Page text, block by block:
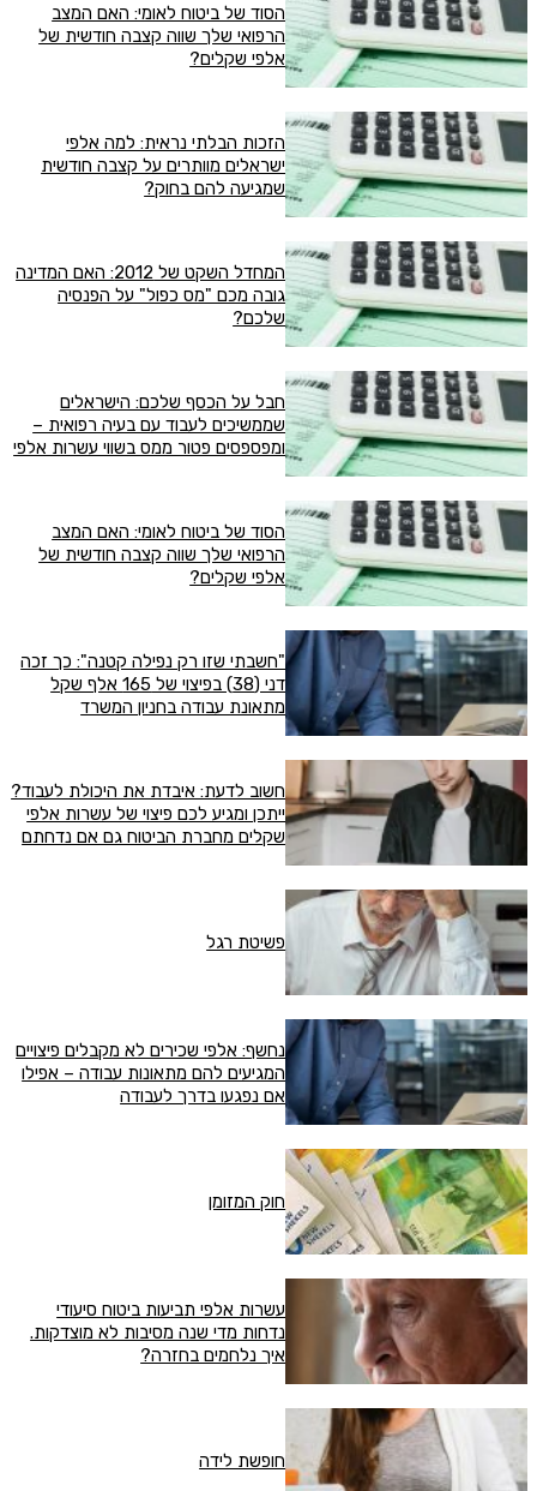
הסוד של ביטוח לאומי: האם המצב
הרפואי שלך שווה קצבה חודשית של
אלפי שקלים?
הזכות הבלתי נראית: למה אלפי
ישראלים מוותרים על קצבה חודשית
שמגיעה להם בחוק?
המחדל השקט של 2012: האם המדינה
גובה מכם "מס כפול" על הפנסיה
שלכם?
חבל על הכסף שלכם: הישראלים
שממשיכים לעבוד עם בעיה רפואית –
ומפספסים פטור ממס בשווי עשרות אלפי
שקלים
הסוד של ביטוח לאומי: האם המצב
הרפואי שלך שווה קצבה חודשית של
אלפי שקלים?
"חשבתי שזו רק נפילה קטנה": כך זכה
דני (38) בפיצוי של 165 אלף שקל
מתאונת עבודה בחניון המשרד
חשוב לדעת: איבדת את היכולת לעבוד?
ייתכן ומגיע לכם פיצוי של עשרות אלפי
שקלים מחברת הביטוח גם אם נדחתם
פשיטת רגל
נחשף: אלפי שכירים לא מקבלים פיצויים
המגיעים להם מתאונות עבודה – אפילו
אם נפגעו בדרך לעבודה
חוק המזומן
עשרות אלפי תביעות ביטוח סיעודי
נדחות מדי שנה מסיבות לא מוצדקות.
איך נלחמים בחזרה?
חופשת לידה